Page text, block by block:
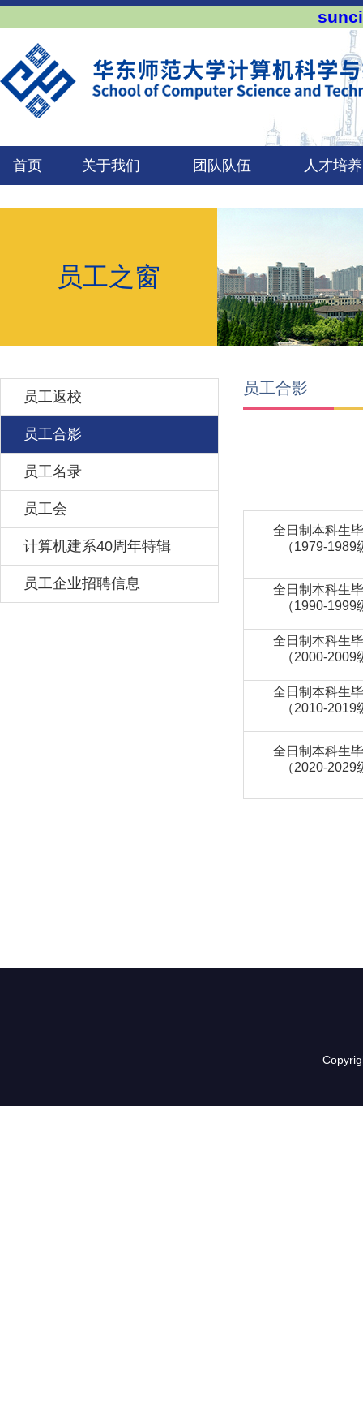
首页 关于我们 团队队伍 人才培养
员工之窗
员工返校
员工合影
员工名录
员工会
计算机建系40周年特辑
员工企业招聘信息
员工合影
全日制本科生
（1979-1989
全日制本科生
（1990-1999
全日制本科生
（2000-2009
全日制本科生
（2010-2019
全日制本科生
（2020-2029